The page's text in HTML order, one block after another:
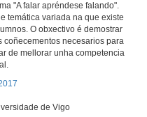
"A falar apréndese falando".
temática variada na que existe
O obxectivo é demostrar
necesarios para
de mellorar unha competencia
de Vigo
Descubrindo a neurona a través da neurofisioloxía
2017
Cooperation
Onchocerciasis in Ethiopia
2017